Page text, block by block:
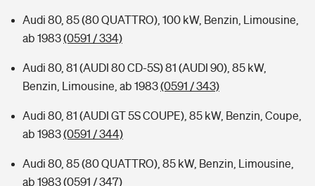
Audi 80, 85 (80 QUATTRO), 100 kW, Benzin, Limousine,
ab 1983(0591 / 334)
Audi 80, 81 (AUDI 80 CD-5S) 81 (AUDI 90), 85 kW,
Benzin, Limousine, ab 1983(0591 / 343)
Audi 80, 81 (AUDI GT 5S COUPE), 85 kW, Benzin, Coupe,
ab 1983(0591 / 344)
Audi 80, 85 (80 QUATTRO), 85 kW, Benzin, Limousine,
ab 1983(0591 / 347)